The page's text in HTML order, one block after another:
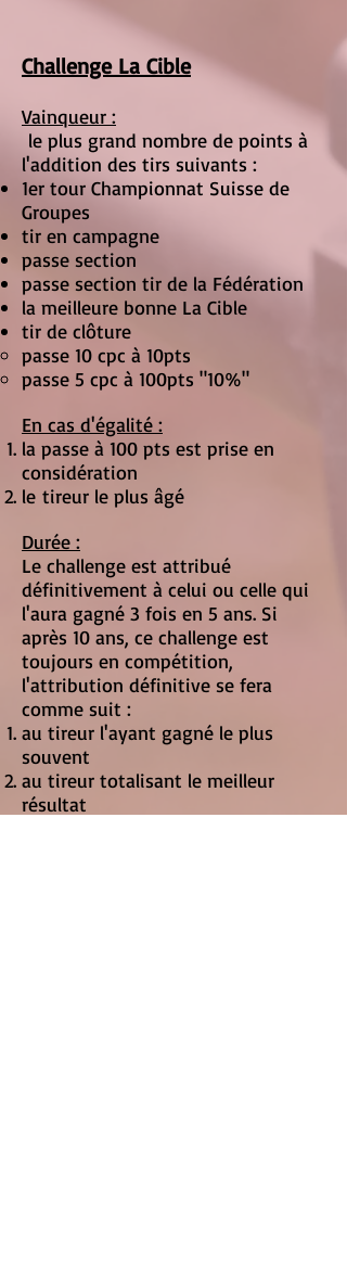
Challenge La Cible
Vainqueur :
le plus grand nombre de points à
l'addition des tirs suivants :
1er tour Championnat Suisse de
Groupes
tir en campagne
passe section
passe section tir de la Fédération
la meilleure bonne La Cible
tir de clôture
passe 10 cpc à 10pts
passe 5 cpc à 100pts "10%"
En cas d'égalité :
la passe à 100 pts est prise en
considération
le tireur le plus âgé
Durée :
Le challenge est attribué
définitivement à celui ou celle qui
l'aura gagné 3 fois en 5 ans. Si
après 10 ans, ce challenge est
toujours en compétition,
l'attribution définitive se fera
comme suit :
au tireur l'ayant gagné le plus
souvent
au tireur totalisant le meilleur
résultat